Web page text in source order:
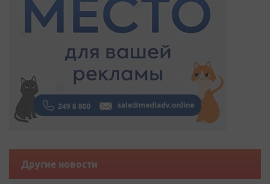
Другие новости